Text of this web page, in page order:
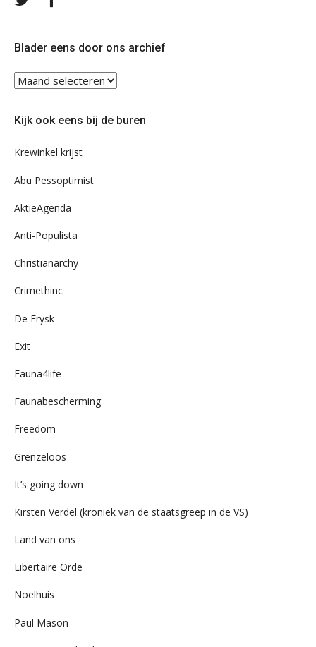
Blader eens door ons archief
Blader
ons
Kijk ook eens bij de buren
Krewinkel krijst
Abu Pessoptimist
AktieAgenda
Anti-Populista
Christianarchy
Crimethinc
De Frysk
Exit
Fauna4life
Faunabescherming
Freedom
Grenzeloos
It’s going down
Kirsten Verdel (kroniek van de staatsgreep in de VS)
Land van ons
Libertaire Orde
Noelhuis
Paul Mason